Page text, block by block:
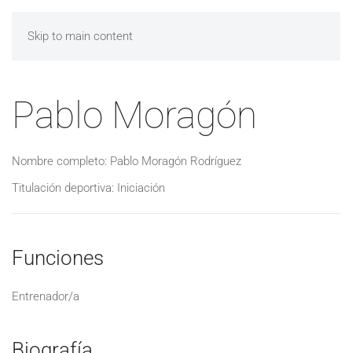
Skip to main content
Pablo Moragón
Nombre completo: Pablo Moragón Rodríguez
Titulación deportiva: Iniciación
Funciones
Entrenador/a